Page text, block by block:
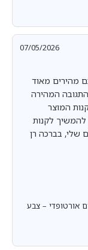
07/05/2026
מהירים מאוד
המהירה
המוצר
להמשיך לקנות
שלי, בברכה רן
אורטופדי – צבע